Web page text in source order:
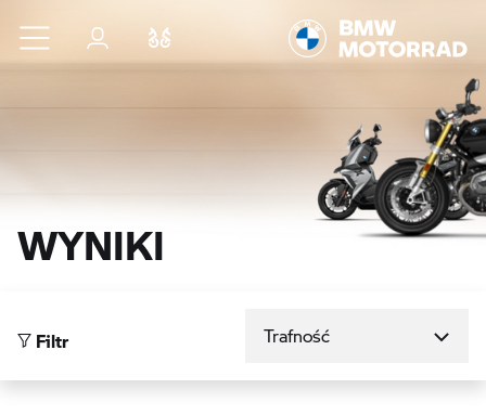
Przejdź do głównej treści
Zaloguj się
WYNIKI
Filtr